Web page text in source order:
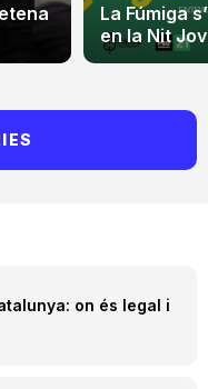
on és legal i
La Fúmiga
en la Nit